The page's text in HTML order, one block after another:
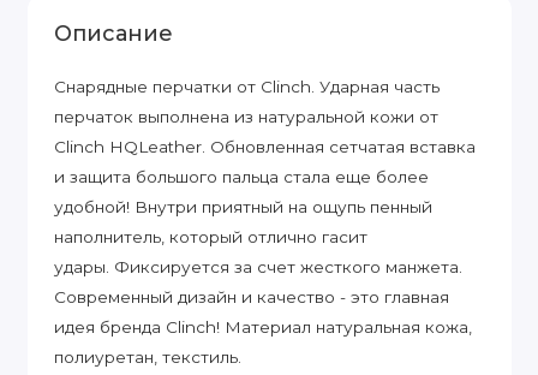
Описание
Снарядные перчатки от Clinch. Ударная часть
перчаток выполнена из натуральной кожи от
Clinch HQLeather. Обновленная сетчатая вставка
и защита большого пальца стала еще более
удобной! Внутри приятный на ощупь пенный
наполнитель, который отлично гасит
удары. Фиксируется за счет жесткого манжета.
Современный дизайн и качество - это главная
идея бренда Clinch! Материал натуральная кожа,
полиуретан, текстиль.